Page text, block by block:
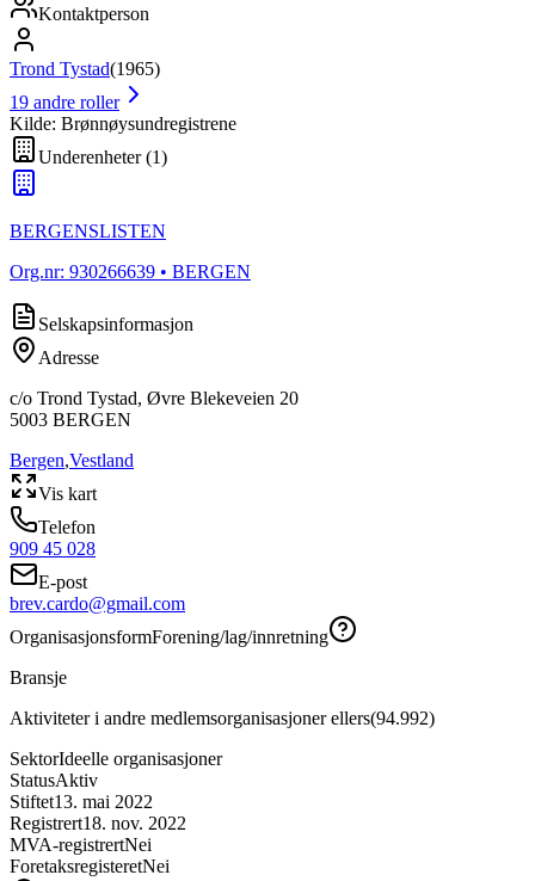
Kontaktperson
Trond Tystad(1965)
19 andre roller
Kilde: Brønnøysundregistrene
Underenheter(1)
BERGENSLISTEN
Org.nr: 930266639 • BERGEN
Selskapsinformasjon
Adresse
c/o Trond Tystad, Øvre Blekeveien 20
5003 BERGEN
Bergen,Vestland
Vis kart
Telefon
909 45 028
E-post
brev.cardo@gmail.com
OrganisasjonsformForening/lag/innretning
Bransje
Aktiviteter i andre medlemsorganisasjoner ellers(94.992)
SektorIdeelle organisasjoner
StatusAktiv
Stiftet13. mai 2022
Registrert18. nov. 2022
MVA-registrertNei
ForetaksregisteretNei